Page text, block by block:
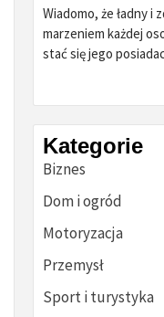
Wiadomo, że ładny i
marzeniem każdej
stać się jego
Kategorie
Biznes
Dom i ogród
Motoryzacja
Przemysł
Sport i turystyka